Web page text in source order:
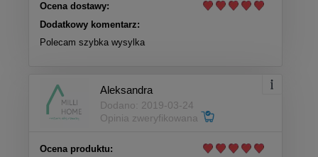
Ocena dostawy:
Dodatkowy komentarz:
Polecam szybka wysylka
Aleksandra
Dodano: 2019-03-24
Opinia zweryfikowana
Ocena produktu: